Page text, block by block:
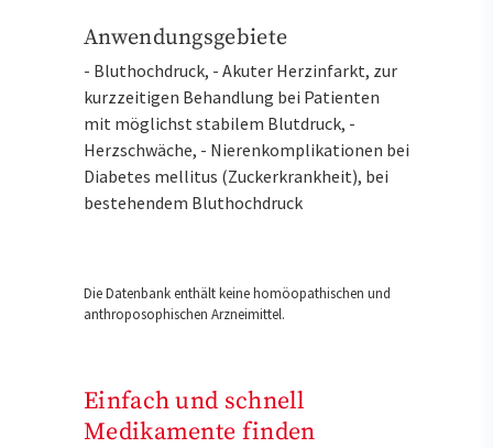
Anwendungsgebiete
- Bluthochdruck, - Akuter Herzinfarkt, zur
kurzzeitigen Behandlung bei Patienten
mit möglichst stabilem Blutdruck, -
Herzschwäche, - Nierenkomplikationen bei
Diabetes mellitus (Zuckerkrankheit), bei
bestehendem Bluthochdruck
Die Datenbank enthält keine homöopathischen und
anthroposophischen Arzneimittel.
Einfach und schnell
Medikamente finden